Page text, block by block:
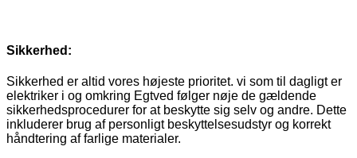
Sikkerhed:
Sikkerhed er altid vores højeste prioritet. vi som til dagligt er
elektriker i og omkring Egtved følger nøje de gældende
sikkerhedsprocedurer for at beskytte sig selv og andre. Dette
inkluderer brug af personligt beskyttelsesudstyr og korrekt
håndtering af farlige materialer.